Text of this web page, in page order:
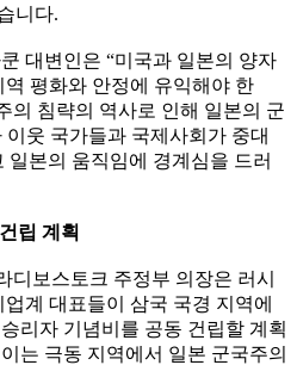
니다.
대변인은 “미국과 일본의 양자
평화와 안정에 유익해야 한
의 침략의 역사로 인해 일본의 군
웃 국가들과 국제사회가 중대
일본의 움직임에 경계심을 드러
립 계획
디보스토크 주정부 의장은 러시
계 대표들이 삼국 국경 지역에
리자 기념비를 공동 건립할 계획
는 극동 지역에서 일본 군국주의